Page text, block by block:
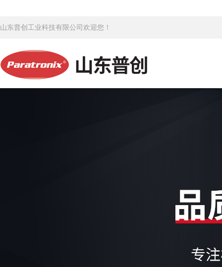
山东普创工业科技有限公司欢迎您！